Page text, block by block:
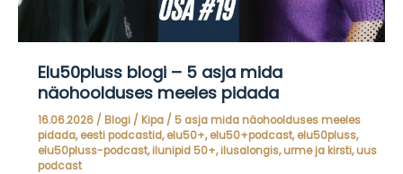
Elu50pluss blogi – 5 asja mida
näohoolduses meeles pidada
16.06.2026 / Blogi/ Kipa / 5 asja mida näohoolduses meeles
pidada,eesti podcastid,elu50+,elu50+podcast,elu50pluss,
elu50pluss-podcast,ilunipid 50+,ilusalongis,urme ja kirsti,uus
podcast